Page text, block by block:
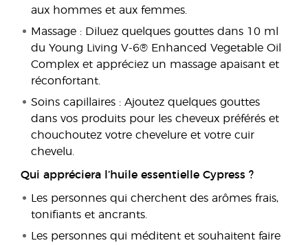
aux hommes et aux femmes.
Massage : Diluez quelques gouttes dans 10 ml
du Young Living V-6® Enhanced Vegetable Oil
Complex et appréciez un massage apaisant et
réconfortant.
Soins capillaires : Ajoutez quelques gouttes
dans vos produits pour les cheveux préférés et
chouchoutez votre chevelure et votre cuir
chevelu.
Qui appréciera l’huile essentielle Cypress ?
Les personnes qui cherchent des arômes frais,
tonifiants et ancrants.
Les personnes qui méditent et souhaitent faire